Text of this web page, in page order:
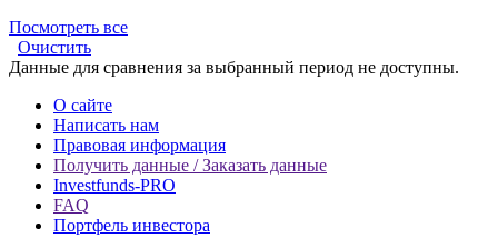
Посмотреть все
Очистить
Данные для сравнения за выбранный период не доступны.
О сайте
Написать нам
Правовая информация
Получить данные / Заказать данные
Investfunds-PRO
FAQ
Портфель инвестора